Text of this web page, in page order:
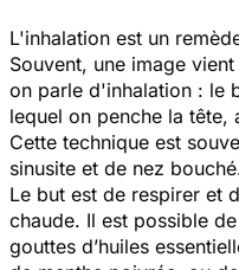
L'inhalation est un
Souvent, une image
on parle d'inhalation : le
lequel on penche la tête,
Cette technique est
sinusite et de nez
Le but est de respirer et
chaude. Il est possible
gouttes d’huiles